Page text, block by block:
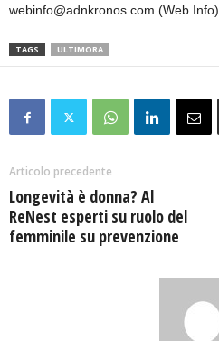
webinfo@adnkronos.com (Web Info)
TAGS ULTIMORA
Articolo precedente
Longevità è donna? Al
ReNest esperti su ruolo del
femminile su prevenzione